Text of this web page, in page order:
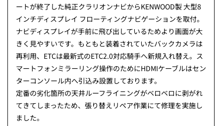
ートが終了した純正クラリオンナビからKENWOOD製 大型8
インチディスプレイ フローティングナビゲーションを取付。
ナビディスプレイが手前に飛び出しているためより画面が大
きく見やすいです。もともと装着されていたバックカメラは
再利用、ETCは最新式のETC2.0対応騎手へ新規入れ替え。ス
マートフォンミラーリング操作のためにHDMIケーブルはセン
ターコンソール内へ引込み設置しております。
定番の劣化箇所の天井ルーフライニングがベロベロに剥がれ
てきてしまったため、張り替えリペア作業にて修理を実施し
ました。